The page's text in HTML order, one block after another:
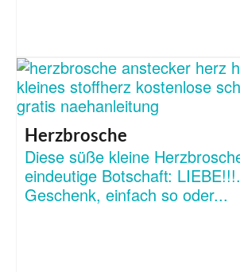
Herzbrosche
Diese süße kleine
eindeutige Botschaft:
Geschenk, einfach so oder...